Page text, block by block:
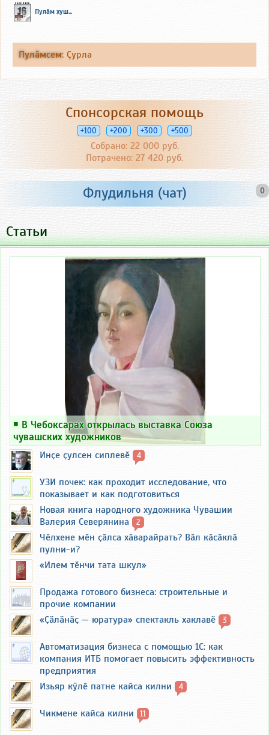
Пулăм хуш...
Пулăмсем: Çурла
Спонсорская помощь
+100 +200 +300 +500
Собрано: 22 000 руб.
Потрачено: 27 420 руб.
0
Флудильня (чат)
Статьи
￭ В Чебоксарах открылась выставка Союза
чувашских художников
Инҫе ҫулсен сиплевӗ 4
УЗИ почек: как проходит исследование, что
показывает и как подготовиться
Новая книга народного художника Чувашии
Валерия Северянина
2
Чӗлхене мӗн ҫӑлса хӑварайрать? Вӑл кӑсӑклӑ
пулни-и?
«Илем тӗнчи тата шкул»
Продажа готового бизнеса: строительные и
прочие компании
«Ҫӑлӑнӑҫ — юратура» спектакль хаклавӗ
3
Автоматизация бизнеса с помощью 1С: как
компания ИТБ помогает повысить эффективность
предприятия
Изьяр кӳлӗ патне кайса килни
4
Чикмене кайса килни 11